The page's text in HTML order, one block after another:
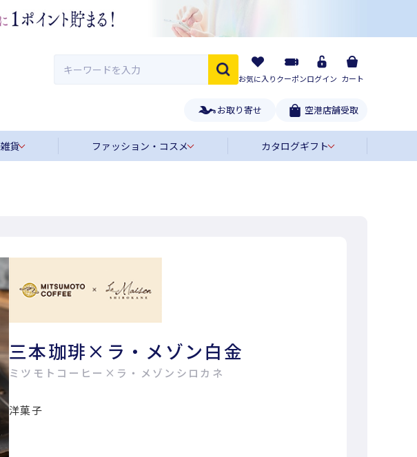
お気に入りクーポンログイン カート
お取り寄せ 空港店舗受取
雑貨 ファッション・コスメ カタログギフト
三本珈琲×ラ・メゾン白金
ミツモトコーヒー×ラ・メゾンシロカネ
洋菓子